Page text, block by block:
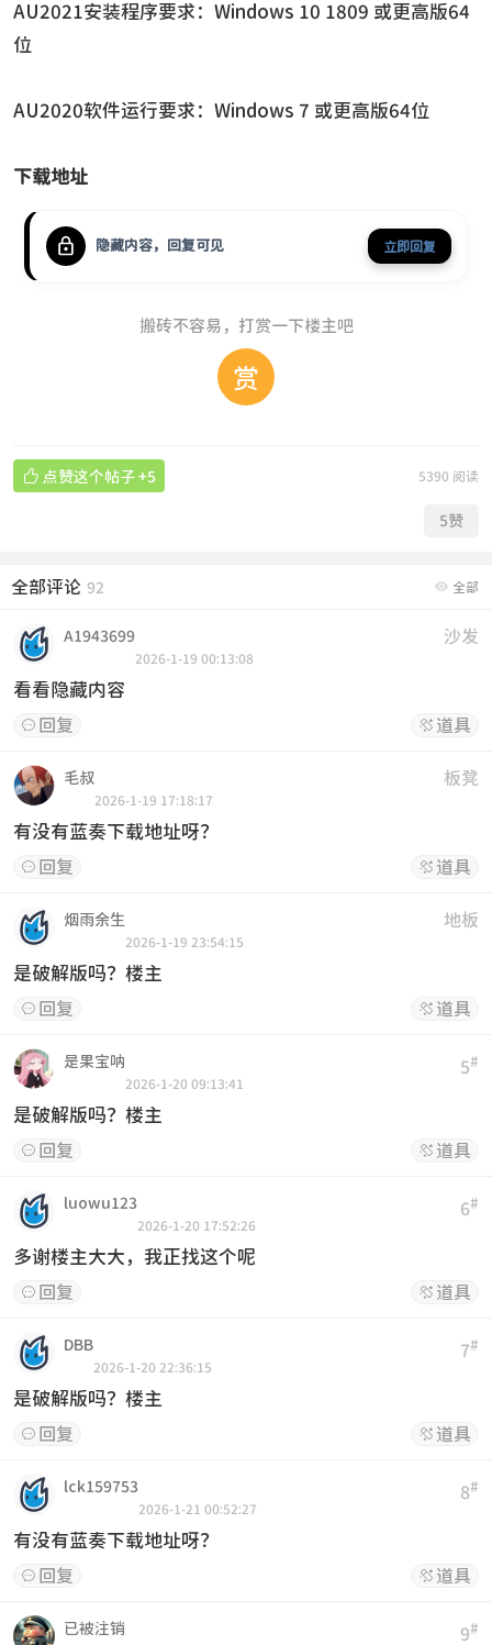
AU2021安装程序要求：Windows 10 1809 或更高版64
位
AU2020软件运行要求：Windows 7 或更高版64位
下载地址
隐藏内容，回复可见 立即回复
搬砖不容易，打赏一下楼主吧
赏
5390 阅读
 点赞这个帖子 +5
5赞
 全部
全部评论 92
沙发
A1943699
2026-1-19 00:13:08
看看隐藏内容
 回复  道具
板凳
毛叔
2026-1-19 17:18:17
有没有蓝奏下载地址呀？
 回复  道具
地板
烟雨余生
2026-1-19 23:54:15
是破解版吗？楼主
 回复  道具
5#
是果宝呐
2026-1-20 09:13:41
是破解版吗？楼主
 回复  道具
6#
luowu123
2026-1-20 17:52:26
多谢楼主大大，我正找这个呢
 回复  道具
7#
DBB
2026-1-20 22:36:15
是破解版吗？楼主
 回复  道具
8#
lck159753
2026-1-21 00:52:27
有没有蓝奏下载地址呀？
 回复  道具
9#
已被注销